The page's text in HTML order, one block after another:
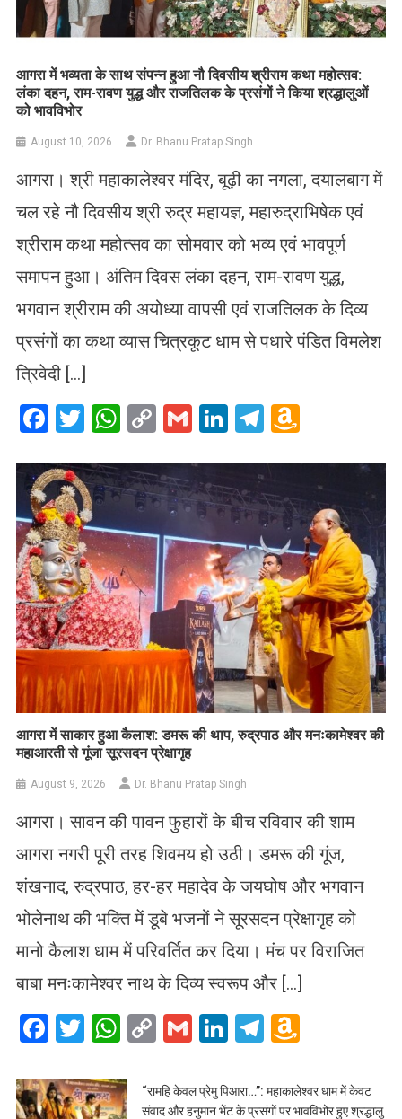
आगरा में भव्यता के साथ संपन्न हुआ नौ दिवसीय श्रीराम कथा महोत्सव:
लंका दहन, राम-रावण युद्ध और राजतिलक के प्रसंगों ने किया श्रद्धालुओं
को भावविभोर
August 10, 2026 Dr. Bhanu Pratap Singh
आगरा। श्री महाकालेश्वर मंदिर, बूढ़ी का नगला, दयालबाग में
चल रहे नौ दिवसीय श्री रुद्र महायज्ञ, महारुद्राभिषेक एवं
श्रीराम कथा महोत्सव का सोमवार को भव्य एवं भावपूर्ण
समापन हुआ। अंतिम दिवस लंका दहन, राम-रावण युद्ध,
भगवान श्रीराम की अयोध्या वापसी एवं राजतिलक के दिव्य
प्रसंगों का कथा व्यास चित्रकूट धाम से पधारे पंडित विमलेश
त्रिवेदी […]
Facebook
Twitter
WhatsApp
CopyGmailLinkedIn
Telegram
आगरा में साकार हुआ कैलाश: डमरू की थाप, रुद्रपाठ और मनःकामेश्वर की
महाआरती से गूंजा सूरसदन प्रेक्षागृह
August 9, 2026 Dr. Bhanu Pratap Singh
आगरा। सावन की पावन फुहारों के बीच रविवार की शाम
आगरा नगरी पूरी तरह शिवमय हो उठी। डमरू की गूंज,
शंखनाद, रुद्रपाठ, हर-हर महादेव के जयघोष और भगवान
भोलेनाथ की भक्ति में डूबे भजनों ने सूरसदन प्रेक्षागृह को
मानो कैलाश धाम में परिवर्तित कर दिया। मंच पर विराजित
बाबा मनःकामेश्वर नाथ के दिव्य स्वरूप और […]
Facebook
Twitter
WhatsApp
CopyGmailLinkedIn
Telegram
List
​“रामहि केवल प्रेमु पिआरा…”: महाकालेश्वर धाम में केवट
संवाद और हनुमान भेंट के प्रसंगों पर भावविभोर हुए श्रद्धालु